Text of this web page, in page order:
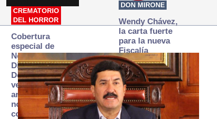
hacemos periodismo
CREMATORIO
DEL HORROR
Cobertura
especial de
Norte
Digital:
Donde la
verdad
arde… pero
no se
consume
DON MIRONE
Wendy Chávez,
la carta fuerte
para la nueva
Fiscalía
autónoma